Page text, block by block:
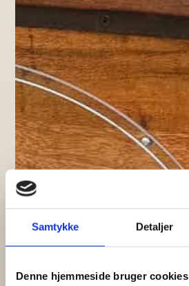
Samtykke Detaljer
Denne hjemmeside bruger cookies